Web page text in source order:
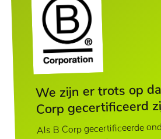
We zijn er trots op
Corp gecertificeerd
Als B Corp gecertificeerde